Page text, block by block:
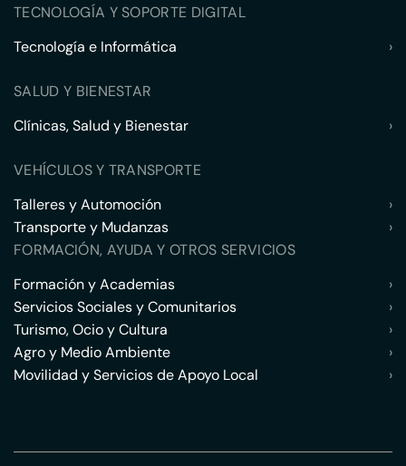
TECNOLOGÍA Y SOPORTE DIGITAL
Tecnología e Informática
›
SALUD Y BIENESTAR
Clínicas, Salud y Bienestar
›
VEHÍCULOS Y TRANSPORTE
Talleres y Automoción
›
Transporte y Mudanzas
›
FORMACIÓN, AYUDA Y OTROS SERVICIOS
Formación y Academias
›
Servicios Sociales y Comunitarios
›
Turismo, Ocio y Cultura
›
Agro y Medio Ambiente
›
Movilidad y Servicios de Apoyo Local
›